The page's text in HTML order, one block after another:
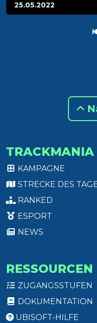
25.05.2022
TRACKMANIA
KAMPAGNE
STRECKE DES
RANKED
ESPORT
NEWS
RESSOURCEN
ZUGANGSSTUFEN
DOKUMENTATION
UBISOFT-HILFE